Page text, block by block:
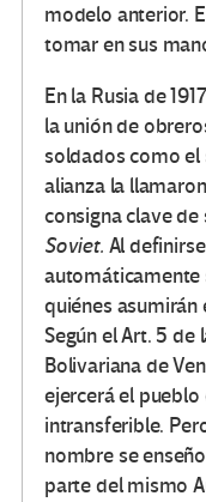
modelo anterior.
tomar en sus
En la Rusia de
la unión de
soldados como el
alianza la
consigna clave
Soviet. Al
automáticamente
quiénes
Según el Art. 5 de
Bolivariana de
ejercerá el
intransferible.
nombre se
parte del mismo